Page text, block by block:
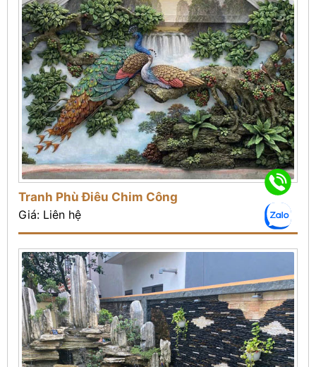
Tranh Phù Điêu Chim Công
Giá: Liên hệ